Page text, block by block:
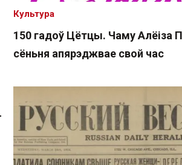
Спасылка без VPN
150 гадоў Цётцы. Чаму Алёіза
сёньня апярэджвае свой час
Культура